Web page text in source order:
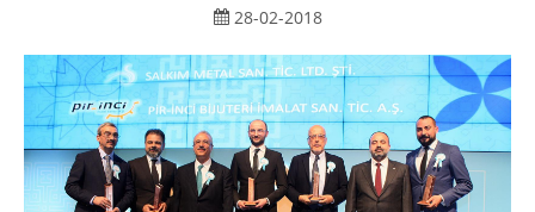
28-02-2018